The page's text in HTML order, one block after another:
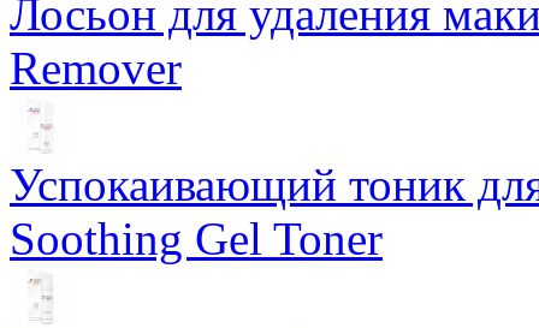
Лосьон для удаления
Remover
Успокаивающий тоник
Soothing Gel Toner